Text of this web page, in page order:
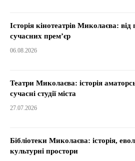
Історія кінотеатрів Миколаєва: від
сучасних прем’єр
06.08.2026
Театри Миколаєва: історія
сучасні студії міста
27.07.2026
Бібліотеки Миколаєва: історія,
культурні простори